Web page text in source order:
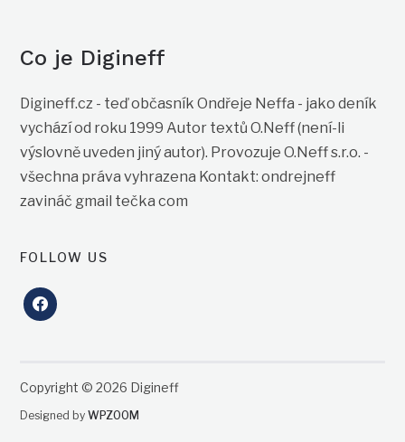
Co je Digineff
Digineff.cz - teď občasník Ondřeje Neffa - jako deník
vychází od roku 1999 Autor textů O.Neff (není-li
výslovně uveden jiný autor). Provozuje O.Neff s.r.o. -
všechna práva vyhrazena Kontakt: ondrejneff
zavináč gmail tečka com
FOLLOW US
facebook
Copyright © 2026 Digineff
Designed byWPZOOM